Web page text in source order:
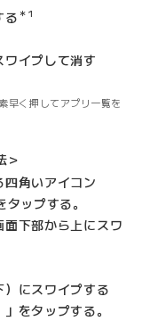
る ＊1
イプして消す
早く押してアプリ一覧を
＞
角いアイコン
ップする。
下部から上にスワ
にスワイプする
をタップする。